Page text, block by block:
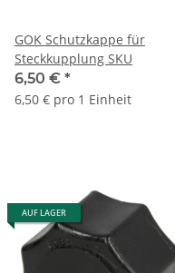
GOK Schutzkappe für
Steckkupplung SKU
6,50 € *
6,50 € pro 1 Einheit
AUF LAGER